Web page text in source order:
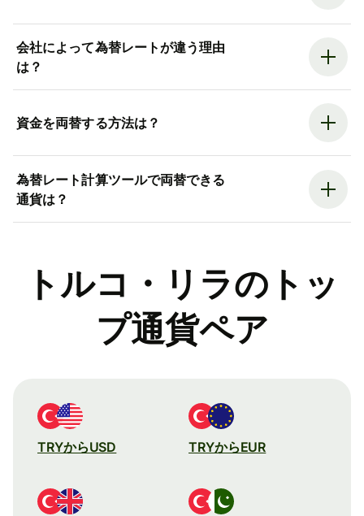
会社によって為替レートが違う理由
は？
資金を両替する方法は？
為替レート計算ツールで両替できる
通貨は？
トルコ・リラのトッ
プ通貨ペア
TRYからUSD TRYからEUR